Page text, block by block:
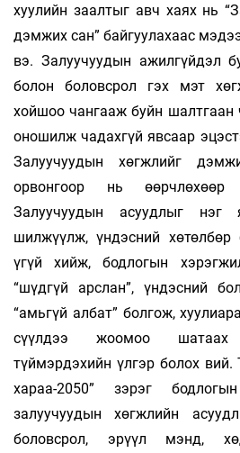
хуулийн заалтыг авч хаях нь
дэмжих сан” байгуулахаас
вэ. Залуучуудын ажилгүйдэл
болон боловсрол гэх мэт
хойшоо чангааж буйн шалтгаан
оношилж чадахгүй явсаар
Залуучуудын хөгжлийг
орвонгоор нь өөрчлөхөөр
Залуучуудын асуудлыг нэг
шилжүүлж, үндэсний хөтөлбөр
үгүй хийж, бодлогын
“шүдгүй арслан”, үндэсний
“амьгүй албат” болгож,
сүүлдээ жоомоо
түймэрдэхийн үлгэр болох вий.
хараа-2050” зэрэг
залуучуудын хөгжлийн
боловсрол, эрүүл мэнд,